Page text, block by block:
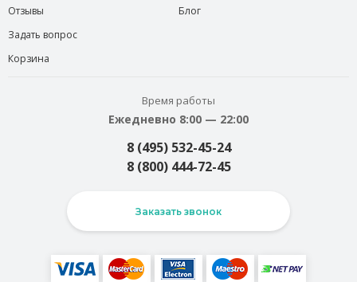
Отзывы
Задать вопрос
Корзина
Блог
Время работы
Ежедневно 8:00 — 22:00
8 (495) 532-45-24
8 (800) 444-72-45
Заказать звонок